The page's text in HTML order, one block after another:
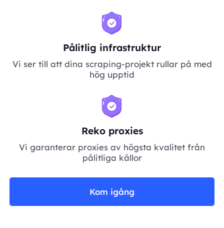
Pålitlig infrastruktur
Vi ser till att dina scraping-projekt rullar på med
hög upptid
Reko proxies
Vi garanterar proxies av högsta kvalitet från
pålitliga källor
Kom igång